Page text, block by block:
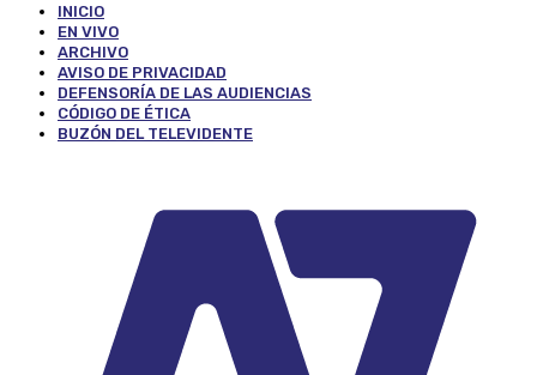
INICIO
EN VIVO
ARCHIVO
AVISO DE PRIVACIDAD
DEFENSORÍA DE LAS AUDIENCIAS
CÓDIGO DE ÉTICA
BUZÓN DEL TELEVIDENTE